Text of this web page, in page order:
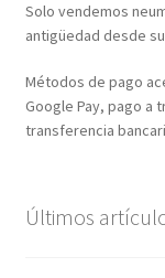
Solo vendemos
antigüedad desde
Métodos de pago
Google Pay, pago a
transferencia
Últimos